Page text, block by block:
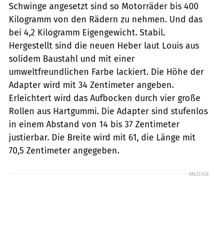
Schwinge angesetzt sind so Motorräder bis 400
Kilogramm von den Rädern zu nehmen. Und das
bei 4,2 Kilogramm Eigengewicht. Stabil.
Hergestellt sind die neuen Heber laut Louis aus
solidem Baustahl und mit einer
umweltfreundlichen Farbe lackiert. Die Höhe der
Adapter wird mit 34 Zentimeter angeben.
Erleichtert wird das Aufbocken durch vier große
Rollen aus Hartgummi. Die Adapter sind stufenlos
in einem Abstand von 14 bis 37 Zentimeter
justierbar. Die Breite wird mit 61, die Länge mit
70,5 Zentimeter angegeben.
ANZEIGE